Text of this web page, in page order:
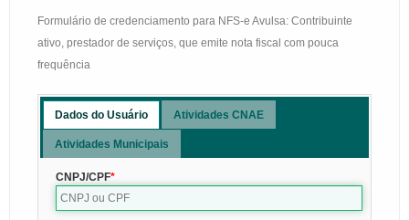
Formulário de credenciamento para NFS-e Avulsa: Contribuinte
ativo, prestador de serviços, que emite nota fiscal com pouca
frequência
Dados do Usuário Atividades CNAE
Atividades Municipais
CNPJ/CPF